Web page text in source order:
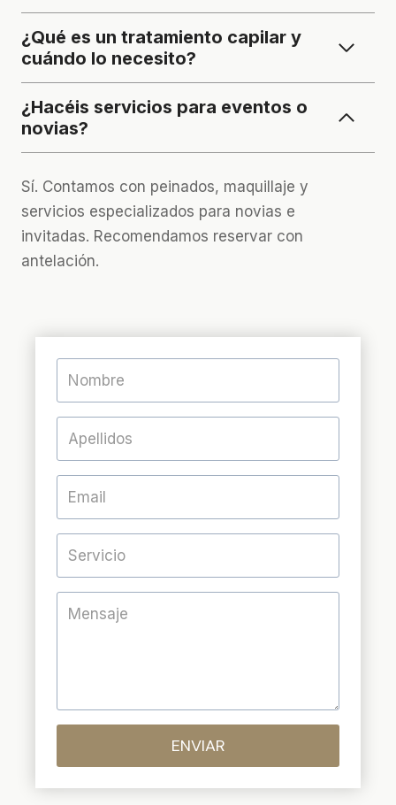
¿Qué es un tratamiento capilar y
cuándo lo necesito?
¿Hacéis servicios para eventos o
novias?
Sí. Contamos con peinados, maquillaje y
servicios especializados para novias e
invitadas. Recomendamos reservar con
antelación.
ENVIAR